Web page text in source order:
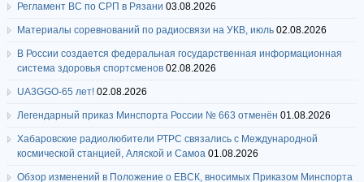
Регламент ВС по СРП в Рязани 03.08.2026
Материалы соревнований по радиосвязи на УКВ, июль 02.08.2026
В России создается федеральная государственная информационная
система здоровья спортсменов 02.08.2026
UA3GGO-65 лет! 02.08.2026
Легендарный приказ Минспорта России № 663 отменён 01.08.2026
Хабаровские радиолюбители РТРС связались с Международной
космической станцией, Аляской и Самоа 01.08.2026
Обзор изменений в Положение о ЕВСК, вносимых Приказом Минспорта